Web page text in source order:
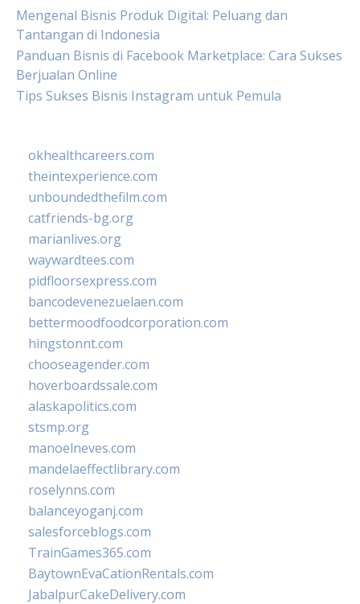
Mengenal Bisnis Produk Digital: Peluang dan
Tantangan di Indonesia
Panduan Bisnis di Facebook Marketplace: Cara Sukses
Berjualan Online
Tips Sukses Bisnis Instagram untuk Pemula
okhealthcareers.com
theintexperience.com
unboundedthefilm.com
catfriends-bg.org
marianlives.org
waywardtees.com
pidfloorsexpress.com
bancodevenezuelaen.com
bettermoodfoodcorporation.com
hingstonnt.com
chooseagender.com
hoverboardssale.com
alaskapolitics.com
stsmp.org
manoelneves.com
mandelaeffectlibrary.com
roselynns.com
balanceyoganj.com
salesforceblogs.com
TrainGames365.com
BaytownEvaCationRentals.com
JabalpurCakeDelivery.com